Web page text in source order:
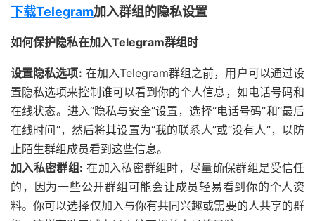
下载Telegram加入群组的隐私设置
如何保护隐私在加入Telegram群组时
设置隐私选项: 在加入Telegram群组之前，用户可以通过设
置隐私选项来控制谁可以看到你的个人信息，如电话号码和
在线状态。进入“隐私与安全”设置，选择“电话号码”和“最后
在线时间”，然后将其设置为“我的联系人”或“没有人”，以防
止陌生群组成员看到这些信息。
加入私密群组: 在加入私密群组时，尽量确保群组是受信任
的，因为一些公开群组可能会让成员轻易看到你的个人资
料。你可以选择仅加入与你有共同兴趣或需要的人共享的群